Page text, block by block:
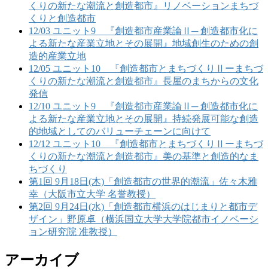
くりの新たな潮流と創造都市』リノベーションまちづ
くりと創造都市
12/03 ユニット9 『創造都市産業論Ⅱ─ 創造都市化に
よる新たな産業立地とその展開』地域創生のための創
造的産業立地
12/05 ユニット10 『創造都市とまちづくりⅡーまちづ
くりの新たな潮流と創造都市』長屋のまちからの文化
発信
12/10 ユニット9 『創造都市産業論Ⅱ─ 創造都市化に
よる新たな産業立地とその展開』持続発展可能な創造
的地域としてのバリューチェーンに向けて
12/12 ユニット10 『創造都市とまちづくりⅡーまちづ
くりの新たな潮流と創造都市』美の基準と創造的なま
ちづくり
第1回 9月18日(木)「創造都市の世界的潮流」佐々木雅
幸（大阪市立大学 名誉教授）
第2回 9月24日(水)「創造都市横浜のはじまりと都市デ
ザイン」野原卓（横浜国立大学大学院都市イノベーシ
ョン研究院 准教授）
アーカイブ